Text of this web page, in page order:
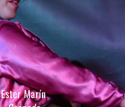
Ester Marín